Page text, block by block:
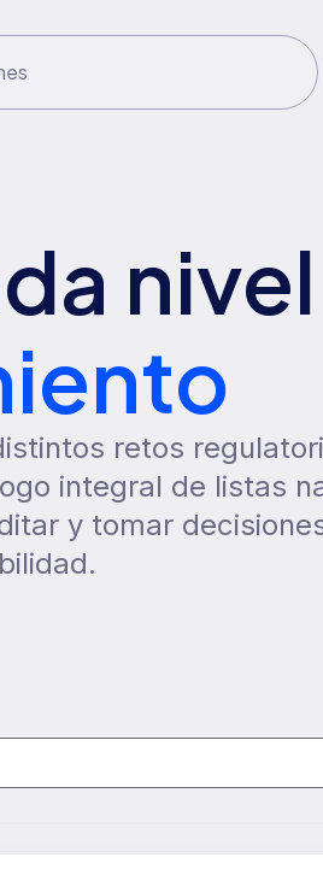
retos
integral de listas
y tomar